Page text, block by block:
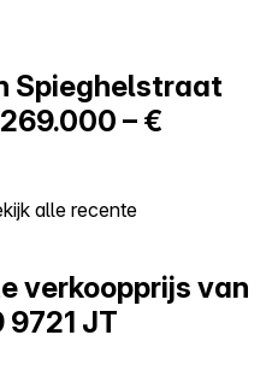
Spieghelstraat
– €
alle recente
verkoopprijs van
9721 JT